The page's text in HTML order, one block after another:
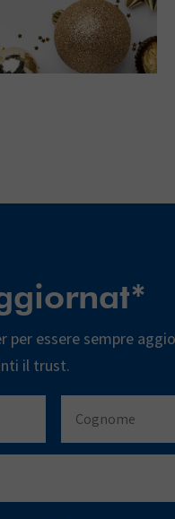
per essere sempre
il trust.